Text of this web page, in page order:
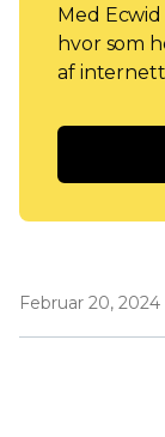
Med
hvor som
af
Februar 20, 2024